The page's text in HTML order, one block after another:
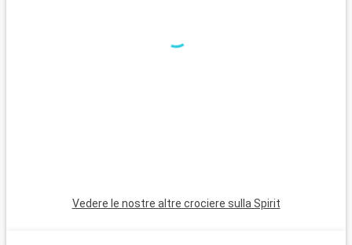
Vedere le nostre altre crociere sulla Spirit